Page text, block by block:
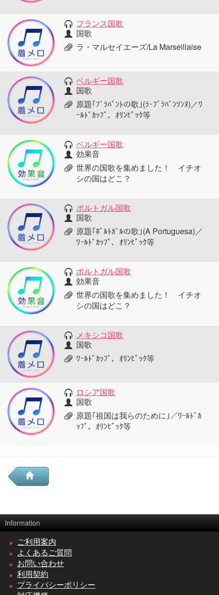
フランス国歌
国歌
ラ・マルセイエーズ/La Marseillaise
ベルギー国歌
国歌
原題｢ﾌﾞﾗﾊﾞﾝﾄの歌｣(ﾗ･ﾌﾞﾗﾊﾞﾝｿﾝﾇ)／ﾜ
ｰﾙﾄﾞｶｯﾌﾟ、ｵﾘﾝﾋﾟｯｸ等
ベルギー国歌
効果音
世界の国歌を集めました！ イチオ
シの国はどこ？
ポルトガル国歌
国歌
原題｢ﾎﾟﾙﾄｶﾞﾙの歌｣(A Portuguesa)／
ﾜｰﾙﾄﾞｶｯﾌﾟ、ｵﾘﾝﾋﾟｯｸ等
ポルトガル国歌
効果音
世界の国歌を集めました！ イチオ
シの国はどこ？
メキシコ国歌
国歌
ﾜｰﾙﾄﾞｶｯﾌﾟ、ｵﾘﾝﾋﾟｯｸ等
ロシア国歌
国歌
原題｢祖国は我らのために｣／ﾜｰﾙﾄﾞｶ
ｯﾌﾟ、ｵﾘﾝﾋﾟｯｸ等
Information
ご利用案内
よくあるご質問
お問い合わせ
利用契約
プライバシーポリシー